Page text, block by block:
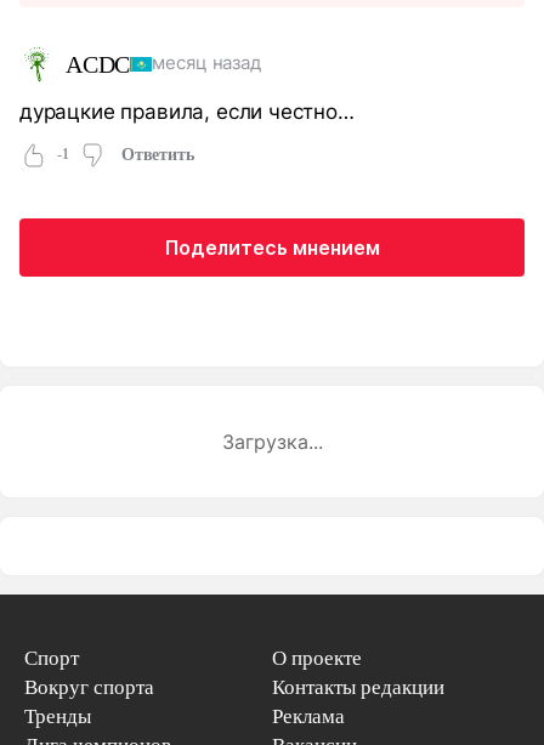
ACDC месяц назад
дурацкие правила, если честно…
-1 Ответить
Поделитесь мнением
Загрузка...
Спорт
Вокруг спорта
Тренды
О проекте
Контакты редакции
Реклама